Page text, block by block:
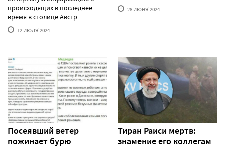
происходящих в последнее
время в столице Австр......
12 ИЮЛЯ'2024
28 ИЮНЯ'2024
Посеявший ветер
пожинает бурю
Тиран Раиси мертв:
знамение его коллегам